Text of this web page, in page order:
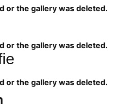
or the gallery was deleted.
or the gallery was deleted.
or the gallery was deleted.